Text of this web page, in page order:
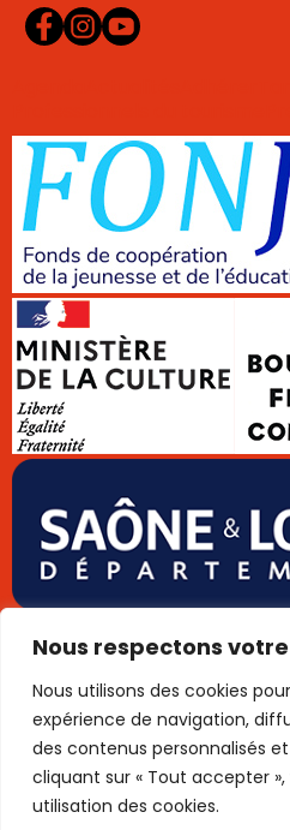
Nous respectons
Nous utilisons des cookies
expérience de navigation,
des contenus personnalisés
cliquant sur « Tout accepter
utilisation des cookies.
Données personnelles
Plan de sitePubligo 2025